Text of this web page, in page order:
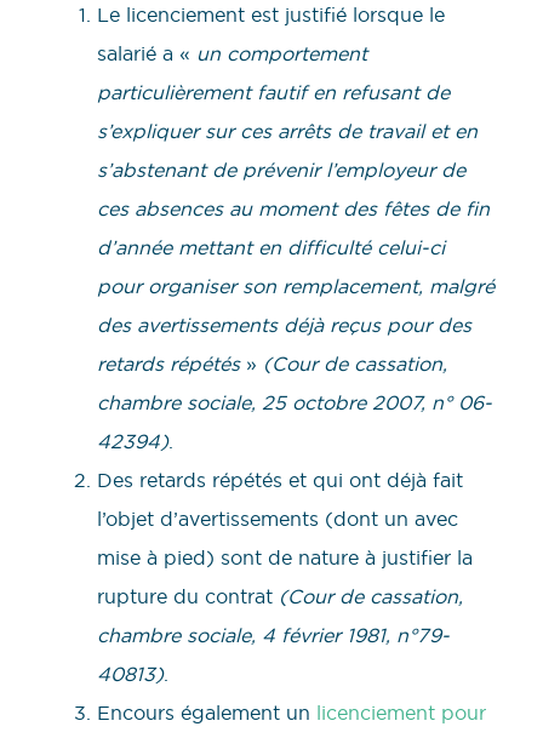
Le licenciement est justifié lorsque le
salarié a « un comportement
particulièrement fautif en refusant de
s’expliquer sur ces arrêts de travail et en
s’abstenant de prévenir l’employeur de
ces absences au moment des fêtes de fin
d’année mettant en difficulté celui-ci
pour organiser son remplacement, malgré
des avertissements déjà reçus pour des
retards répétés» (Cour de cassation,
chambre sociale, 25 octobre 2007, n° 06-
42394).
Des retards répétés et qui ont déjà fait
l’objet d’avertissements (dont un avec
mise à pied) sont de nature à justifier la
rupture du contrat (Cour de cassation,
chambre sociale, 4 février 1981, n°79-
40813).
Encours également un licenciement pour